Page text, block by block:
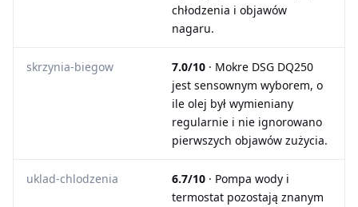
chłodzenia i objawów
nagaru.
skrzynia-biegow 7.0/10 · Mokre DSG DQ250
jest sensownym wyborem, o
ile olej był wymieniany
regularnie i nie ignorowano
pierwszych objawów zużycia.
uklad-chlodzenia 6.7/10 · Pompa wody i
termostat pozostają znanym